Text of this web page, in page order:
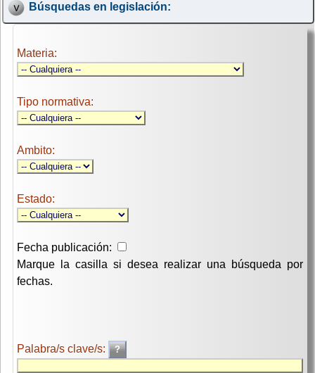
Búsquedas en legislación:
Materia:
Tipo normativa:
Ambito:
Estado:
Fecha publicación:
Marque la casilla si desea realizar una búsqueda por
fechas.
Palabra/s clave/s: